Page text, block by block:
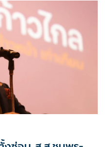
ม.ค. ที่ผ่านมา